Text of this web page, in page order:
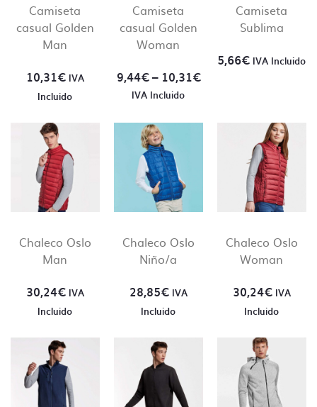
Camiseta
casual Golden
Man
10,31€ IVA
Incluido
Camiseta
casual Golden
Woman
9,44€– 10,31€
IVA Incluido
Camiseta
Sublima
5,66€ IVA Incluido
Chaleco Oslo
Man
30,24€ IVA
Incluido
Chaleco Oslo
Niño/a
28,85€ IVA
Incluido
Chaleco Oslo
Woman
30,24€ IVA
Incluido